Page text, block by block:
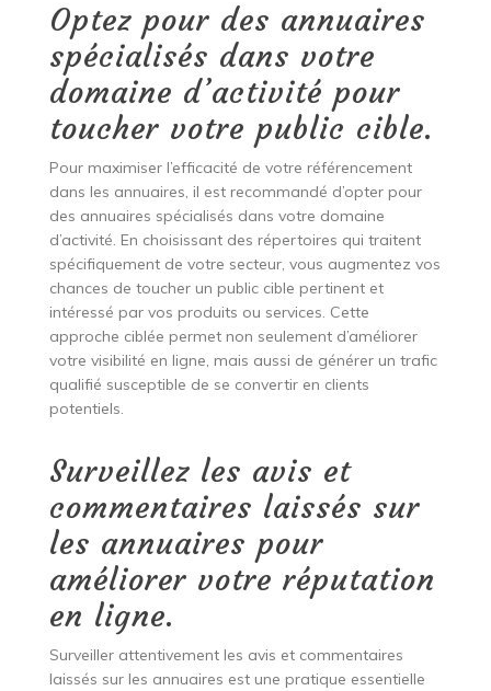
Optez pour des annuaires
spécialisés dans votre
domaine d’activité pour
toucher votre public cible.
Pour maximiser l’efficacité de votre référencement
dans les annuaires, il est recommandé d’opter pour
des annuaires spécialisés dans votre domaine
d’activité. En choisissant des répertoires qui traitent
spécifiquement de votre secteur, vous augmentez vos
chances de toucher un public cible pertinent et
intéressé par vos produits ou services. Cette
approche ciblée permet non seulement d’améliorer
votre visibilité en ligne, mais aussi de générer un trafic
qualifié susceptible de se convertir en clients
potentiels.
Surveillez les avis et
commentaires laissés sur
les annuaires pour
améliorer votre réputation
en ligne.
Surveiller attentivement les avis et commentaires
laissés sur les annuaires est une pratique essentielle